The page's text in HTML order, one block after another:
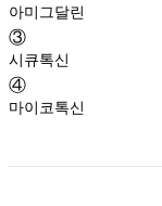
아미그달린
③
시큐톡신
④
마이코톡신